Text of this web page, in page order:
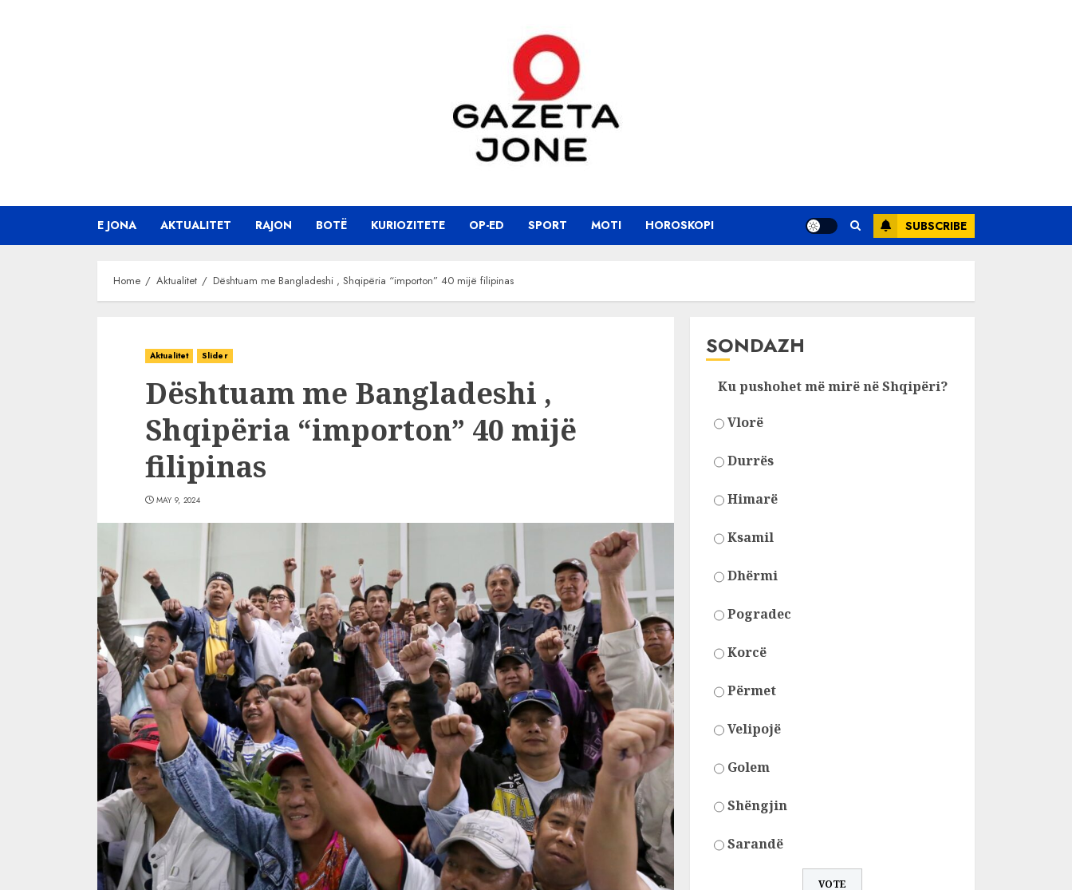
E JONA AKTUALITET RAJON BOTË KURIOZITETE OP-ED SPORT MOTI HOROSKOPI SUBSCRIBE
Home Aktualitet Dështuam me Bangladeshi , Shqipëria “importon” 40 mijë filipinas
Aktualitet Slider
Dështuam me Bangladeshi ,
Shqipëria “importon” 40 mijë
filipinas
MAY 9, 2024
SONDAZH
Ku pushohet më mirë në Shqipëri?
Vlorë
Durrës
Himarë
Ksamil
Dhërmi
Pogradec
Korcë
Përmet
Velipojë
Golem
Shëngjin
Sarandë